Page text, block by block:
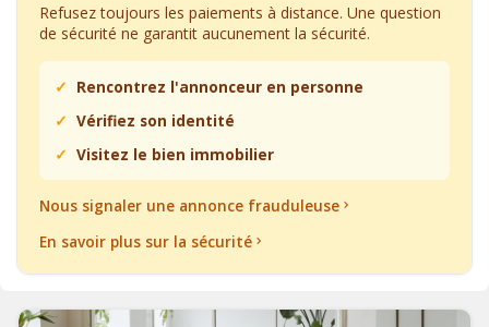
Refusez toujours les paiements à distance. Une question
de sécurité ne garantit aucunement la sécurité.
Rencontrez l'annonceur en personne
Vérifiez son identité
Visitez le bien immobilier
Nous signaler une annonce frauduleuse
En savoir plus sur la sécurité